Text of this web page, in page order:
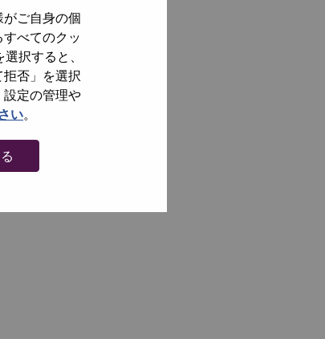
ご自身の個
べてのクッ
択すると、
否」を選択
定の管理や
い